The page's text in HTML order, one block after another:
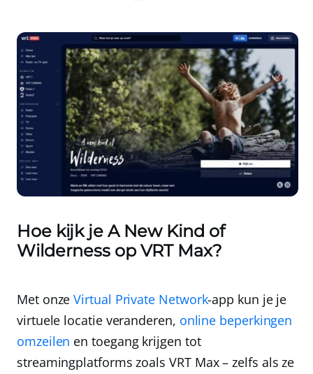
Hoe kijk je A New Kind of
Wilderness op VRT Max?
Met onzeVirtual Private Network-app kun je je
virtuele locatie veranderen, online beperkingen
omzeilen en toegang krijgen tot
streamingplatforms zoals VRT Max – zelfs als ze